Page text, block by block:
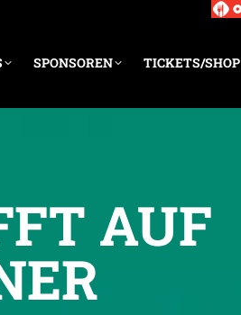
SPONSOREN TICKETS/SHOP
AUF